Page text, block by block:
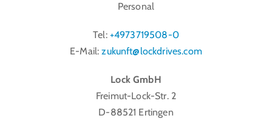
Personal
Tel: +4973719508-0
E-Mail:zukunft@lockdrives.com
Lock GmbH
Freimut-Lock-Str. 2
D-88521 Ertingen